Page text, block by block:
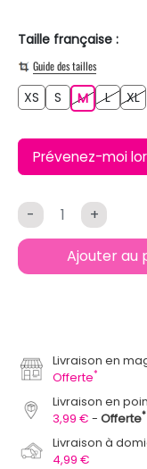
Taille française :
Guide des tailles
XS S MM LL XLXL
Prévenez-moi
- +
Ajouter au
Livraison en
Offerte*
Livraison en
3,99 €
Offerte*
Livraison à
4,99 €